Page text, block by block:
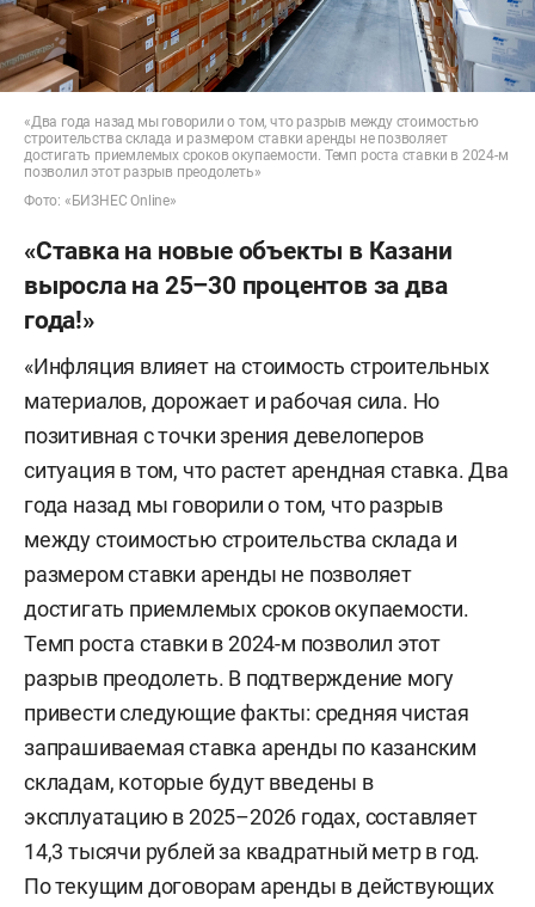
«Два года назад мы говорили о том, что разрыв между стоимостью
строительства склада и размером ставки аренды не позволяет
достигать приемлемых сроков окупаемости. Темп роста ставки в 2024-м
позволил этот разрыв преодолеть»
Фото: «БИЗНЕС Online»
«Ставка на новые объекты в Казани
выросла на 25–30 процентов за два
года!»
«Инфляция влияет на стоимость строительных
материалов, дорожает и рабочая сила. Но
позитивная с точки зрения девелоперов
ситуация в том, что растет арендная ставка. Два
года назад мы говорили о том, что разрыв
между стоимостью строительства склада и
размером ставки аренды не позволяет
достигать приемлемых сроков окупаемости.
Темп роста ставки в 2024-м позволил этот
разрыв преодолеть. В подтверждение могу
привести следующие факты: средняя чистая
запрашиваемая ставка аренды по казанским
складам, которые будут введены в
эксплуатацию в 2025–2026 годах, составляет
14,3 тысячи рублей за квадратный метр в год.
По текущим договорам аренды в действующих